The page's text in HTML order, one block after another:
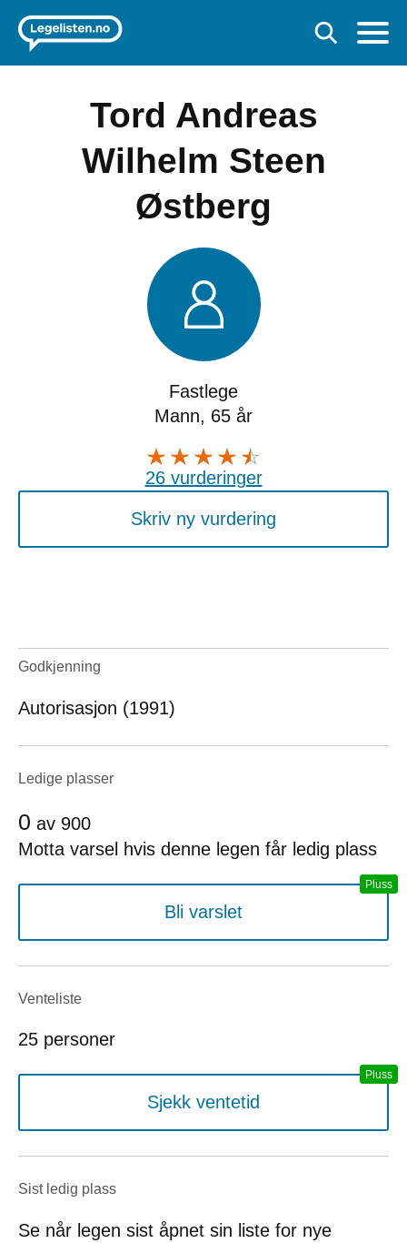
Tord Andreas
Wilhelm Steen
Østberg
Fastlege
Mann, 65 år
26 vurderinger
Skriv ny vurdering
Godkjenning
Autorisasjon (1991)
Ledige plasser
0 av 900
Motta varsel hvis denne legen får ledig plass
Bli varslet
Venteliste
25 personer
Sjekk ventetid
Sist ledig plass
Se når legen sist åpnet sin liste for nye